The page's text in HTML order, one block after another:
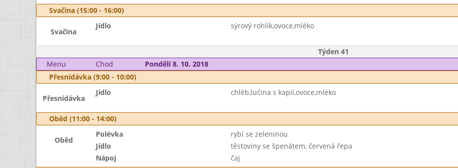
Svačina (15:00 - 16:00)
Svačina
Jídlo sýrový rohlík,ovoce,mléko
Týden 41
Menu
Chod Pondělí 8. 10. 2018
Přesnídávka (9:00 - 10:00)
Přesnídávka
Jídlo chléb,lučina s kapií,ovoce,mléko
Oběd (11:00 - 14:00)
Oběd
Polévka rybí se zeleninou
Jídlo
těstoviny se špenátem, červená řepa
Nápoj
čaj